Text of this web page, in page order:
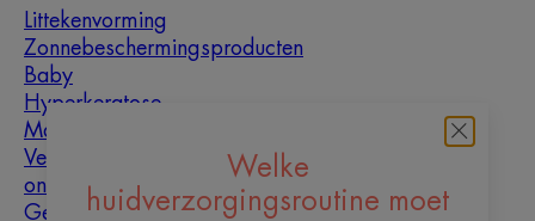
Welke
huidverzorgingsroutine moet
Littekenvorming
Zonnebeschermingsproducten
Baby
Hyperkeratose
Mannen
Vette huid met
oneffenheden
Gemengde huid